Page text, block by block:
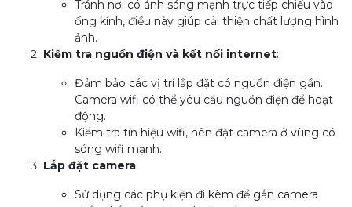
Tránh nơi có ánh sáng mạnh trực tiếp chiếu vào
ống kính, điều này giúp cải thiện chất lượng hình
ảnh.
Kiểm tra nguồn điện và kết nối internet:
Đảm bảo các vị trí lắp đặt có nguồn điện gần.
Camera wifi có thể yêu cầu nguồn điện để hoạt
động.
Kiểm tra tín hiệu wifi, nên đặt camera ở vùng có
sóng wifi mạnh.
Lắp đặt camera:
Sử dụng các phụ kiện đi kèm để gắn camera